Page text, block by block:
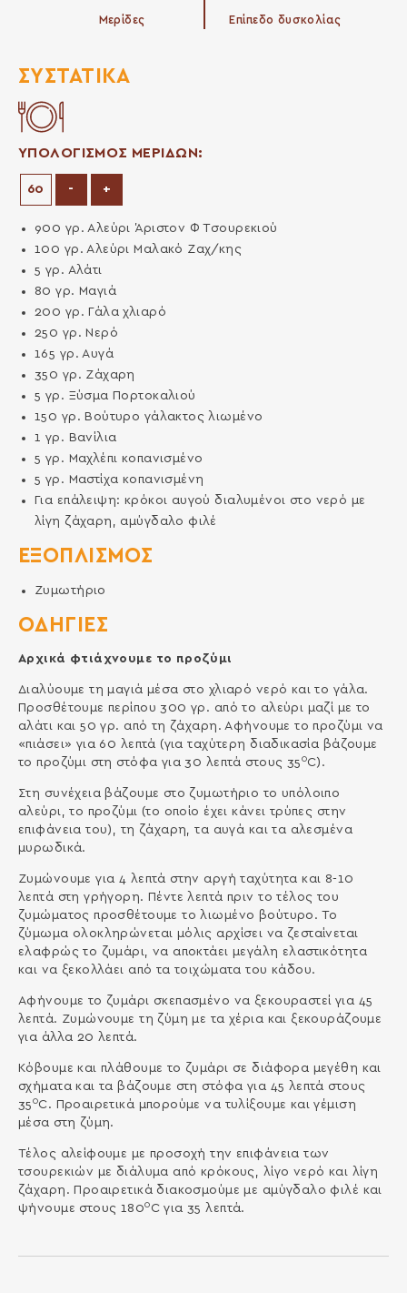
Μερίδες Επίπεδο δυσκολίας
ΟΔΗΓΙΕΣ
Αρχικά φτιάχνουμε το προζύμι
Διαλύουμε τη μαγιά μέσα στο χλιαρό νερό και το γάλα.
Προσθέτουμε περίπου 300 γρ. από το αλεύρι μαζί με το
αλάτι και 50 γρ. από τη ζάχαρη. Αφήνουμε το προζύμι να
«πιάσει» για 60 λεπτά (για ταχύτερη διαδικασία βάζουμε
το προζύμι στη στόφα για 30 λεπτά στους 35 0C).
Στη συνέχεια βάζουμε στο ζυμωτήριο το υπόλοιπο
αλεύρι, το προζύμι (το οποίο έχει κάνει τρύπες στην
επιφάνεια του), τη ζάχαρη, τα αυγά και τα αλεσμένα
μυρωδικά.
Ζυμώνουμε για 4 λεπτά στην αργή ταχύτητα και 8-10
λεπτά στη γρήγορη. Πέντε λεπτά πριν το τέλος του
ζυμώματος προσθέτουμε το λιωμένο βούτυρο. Το
ζύμωμα ολοκληρώνεται μόλις αρχίσει να ζεσταίνεται
ελαφρώς το ζυμάρι, να αποκτάει μεγάλη ελαστικότητα
και να ξεκολλάει από τα τοιχώματα του κάδου.
Αφήνουμε το ζυμάρι σκεπασμένο να ξεκουραστεί για 45
λεπτά. Ζυμώνουμε τη ζύμη με τα χέρια και ξεκουράζουμε
για άλλα 20 λεπτά.
Κόβουμε και πλάθουμε το ζυμάρι σε διάφορα μεγέθη και
σχήματα και τα βάζουμε στη στόφα για 45 λεπτά στους
35 0C. Προαιρετικά μπορούμε να τυλίξουμε και γέμιση
μέσα στη ζύμη.
Τέλος αλείφουμε με προσοχή την επιφάνεια των
τσουρεκιών με διάλυμα από κρόκους, λίγο νερό και λίγη
ζάχαρη. Προαιρετικά διακοσμούμε με αμύγδαλο φιλέ και
ψήνουμε στους 1800 C για 35 λεπτά.
ΣΥΣΤΑΤΙΚΆ
ΥΠΟΛΟΓΙΣΜΟΣ ΜΕΡΙΔΩΝ:
- Μείωση μερίδων
+Αύξηση μερίδων
900 γρ. Αλεύρι Άριστον Φ Τσουρεκιού
100 γρ. Αλεύρι Μαλακό Ζαχ/κης
5 γρ. Αλάτι
80γρ. Μαγιά
200 γρ.Γάλα χλιαρό
250 γρ.Νερό
165 γρ. Αυγά
350 γρ. Ζάχαρη
5 γρ. Ξύσμα Πορτοκαλιού
150 γρ.Βούτυρο γάλακτος λιωμένο
1 γρ. Βανίλια
5 γρ. Μαχλέπι κοπανισμένο
5 γρ. Μαστίχα κοπανισμένη
Για επάλειψη: κρόκοι αυγού διαλυμένοι στο νερό με
λίγη ζάχαρη, αμύγδαλο φιλέ
ΕΞΟΠΛΙΣΜΌΣ
Ζυμωτήριο